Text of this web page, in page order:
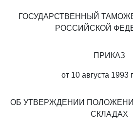
ГОСУДАРСТВЕННЫЙ
РОССИЙСКОЙ
ПРИКАЗ
от 10 августа 1993
ОБ УТВЕРЖДЕНИИ
СКЛАДАХ